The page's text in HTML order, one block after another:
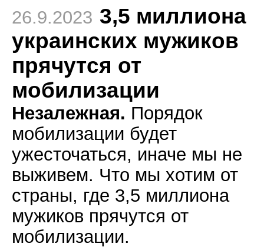
26.9.2023 3,5 миллиона
украинских мужиков
прячутся от
мобилизации
Незалежная. Порядок
мобилизации будет
ужесточаться, иначе мы не
выживем. Что мы хотим от
страны, где 3,5 миллиона
мужиков прячутся от
мобилизации.